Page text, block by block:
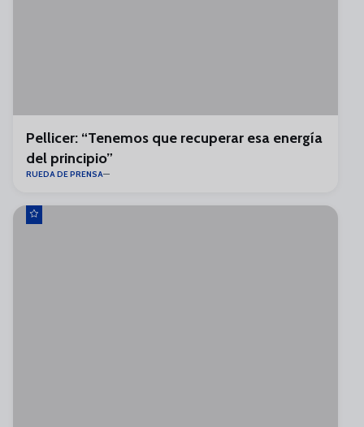
Pellicer: “Tenemos que recuperar esa energía
del principio”
RUEDA DE PRENSA